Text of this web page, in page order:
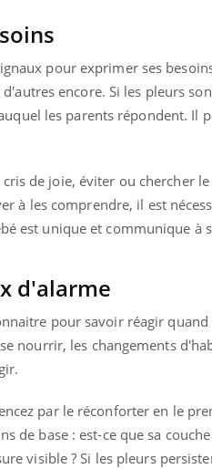
pour exprimer ses
encore. Si les pleurs
les parents répondent.
de joie, éviter ou chercher
à les comprendre, il est
est unique et communique à
d'alarme
pour savoir réagir
nourrir, les changements
par le réconforter en le
de base : est-ce que sa
visible ? Si les pleurs
& Charge mentale : et si
en parler??Youtube
l'insuline dans le diabète de